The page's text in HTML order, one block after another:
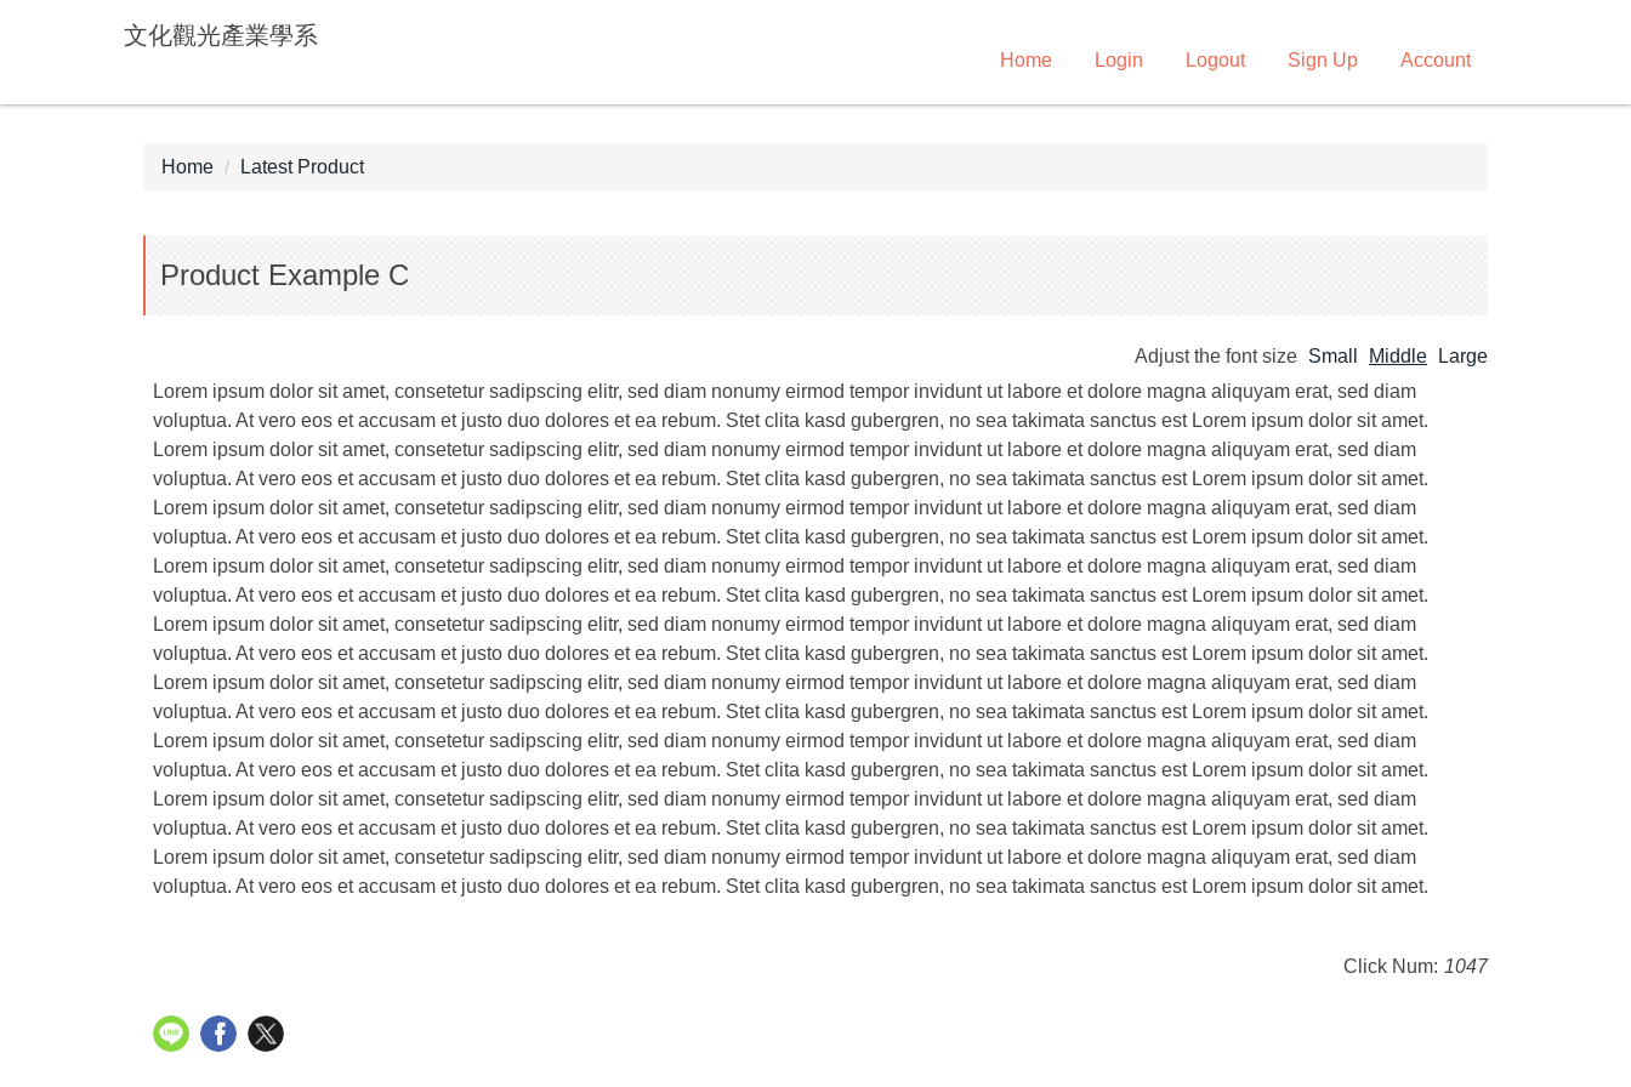
main
文化觀光產業學系
Home Login Logout Sign Up Account
Home Latest Product
Product Example C
Adjust the font size Small Middle
Large
Lorem ipsum dolor sit amet, consetetur sadipscing elitr, sed diam nonumy eirmod tempor invidunt ut labore et dolore magna aliquyam erat, sed diam
voluptua. At vero eos et accusam et justo duo dolores et ea rebum. Stet clita kasd gubergren, no sea takimata sanctus est Lorem ipsum dolor sit amet.
Lorem ipsum dolor sit amet, consetetur sadipscing elitr, sed diam nonumy eirmod tempor invidunt ut labore et dolore magna aliquyam erat, sed diam
voluptua. At vero eos et accusam et justo duo dolores et ea rebum. Stet clita kasd gubergren, no sea takimata sanctus est Lorem ipsum dolor sit amet.
Lorem ipsum dolor sit amet, consetetur sadipscing elitr, sed diam nonumy eirmod tempor invidunt ut labore et dolore magna aliquyam erat, sed diam
voluptua. At vero eos et accusam et justo duo dolores et ea rebum. Stet clita kasd gubergren, no sea takimata sanctus est Lorem ipsum dolor sit amet.
Lorem ipsum dolor sit amet, consetetur sadipscing elitr, sed diam nonumy eirmod tempor invidunt ut labore et dolore magna aliquyam erat, sed diam
voluptua. At vero eos et accusam et justo duo dolores et ea rebum. Stet clita kasd gubergren, no sea takimata sanctus est Lorem ipsum dolor sit amet.
Lorem ipsum dolor sit amet, consetetur sadipscing elitr, sed diam nonumy eirmod tempor invidunt ut labore et dolore magna aliquyam erat, sed diam
voluptua. At vero eos et accusam et justo duo dolores et ea rebum. Stet clita kasd gubergren, no sea takimata sanctus est Lorem ipsum dolor sit amet.
Lorem ipsum dolor sit amet, consetetur sadipscing elitr, sed diam nonumy eirmod tempor invidunt ut labore et dolore magna aliquyam erat, sed diam
voluptua. At vero eos et accusam et justo duo dolores et ea rebum. Stet clita kasd gubergren, no sea takimata sanctus est Lorem ipsum dolor sit amet.
Lorem ipsum dolor sit amet, consetetur sadipscing elitr, sed diam nonumy eirmod tempor invidunt ut labore et dolore magna aliquyam erat, sed diam
voluptua. At vero eos et accusam et justo duo dolores et ea rebum. Stet clita kasd gubergren, no sea takimata sanctus est Lorem ipsum dolor sit amet.
Lorem ipsum dolor sit amet, consetetur sadipscing elitr, sed diam nonumy eirmod tempor invidunt ut labore et dolore magna aliquyam erat, sed diam
voluptua. At vero eos et accusam et justo duo dolores et ea rebum. Stet clita kasd gubergren, no sea takimata sanctus est Lorem ipsum dolor sit amet.
Lorem ipsum dolor sit amet, consetetur sadipscing elitr, sed diam nonumy eirmod tempor invidunt ut labore et dolore magna aliquyam erat, sed diam
voluptua. At vero eos et accusam et justo duo dolores et ea rebum. Stet clita kasd gubergren, no sea takimata sanctus est Lorem ipsum dolor sit amet.
Click Num: 1047